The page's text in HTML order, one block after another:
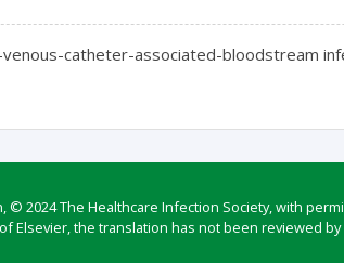
catheter-associated-bloodstream
2024 The Healthcare Infection Society, with
Elsevier, the translation has not been reviewed